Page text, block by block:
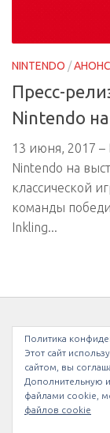
NINTENDO /
Пресс-
Nintendo
13 июня, 2017 –
Nintendo на
классической
команды
Inkling...
МЫ В INSTAGRAM
Политика
Этот сайт
сайтом, вы
Дополнительную
файлами cookie,
файлов cookie